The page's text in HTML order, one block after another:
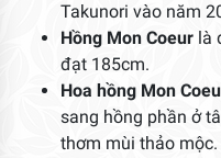
Takunori vào năm
Hồng Mon Coeur là
đạt 185cm.
Hoa hồng Mon
sang hồng phần ở
thơm mùi thảo mộc.